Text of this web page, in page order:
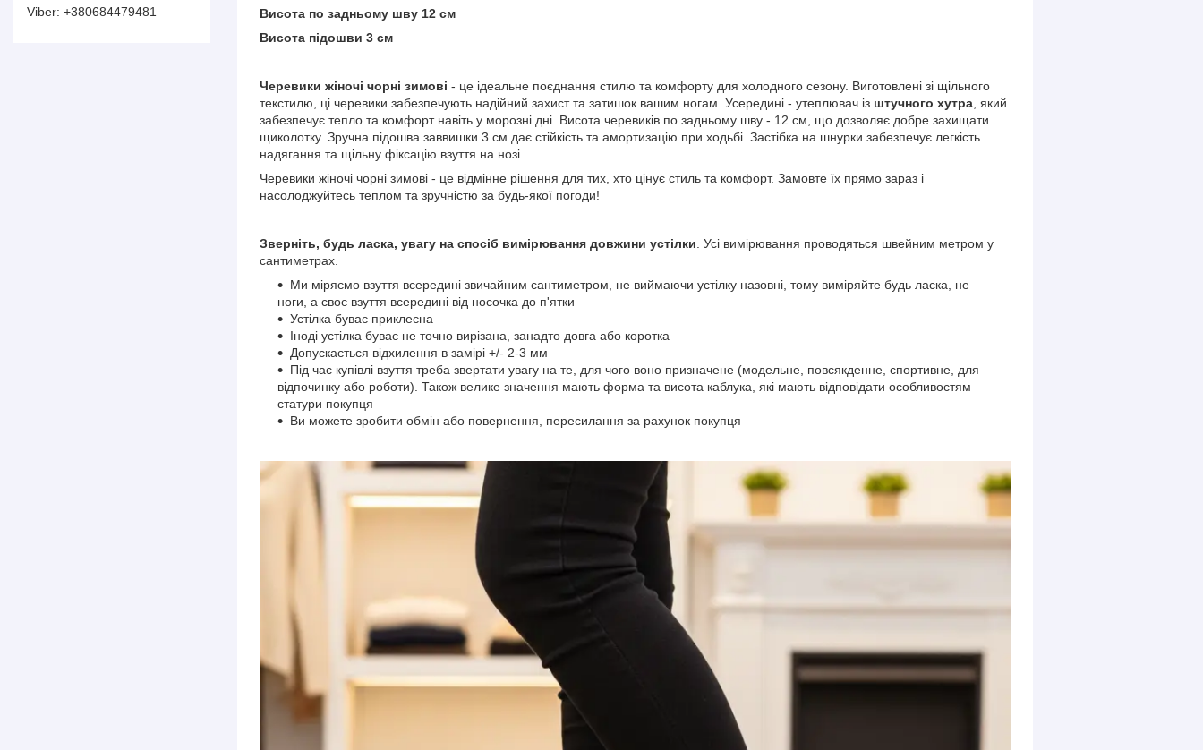
Висота по задньому шву 12 см
Висота підошви 3 см
Черевики жіночі чорні зимові - це ідеальне поєднання стилю та комфорту для холодного сезону. Виготовлені зі щільного
текстилю, ці черевики забезпечують надійний захист та затишок вашим ногам. Усередині - утеплювач із штучного хутра , який
забезпечує тепло та комфорт навіть у морозні дні. Висота черевиків по задньому шву - 12 см, що дозволяє добре захищати
щиколотку. Зручна підошва заввишки 3 см дає стійкість та амортизацію при ходьбі. Застібка на шнурки забезпечує легкість
надягання та щільну фіксацію взуття на нозі.
Черевики жіночі чорні зимові - це відмінне рішення для тих, хто цінує стиль та комфорт. Замовте їх прямо зараз і
насолоджуйтесь теплом та зручністю за будь-якої погоди!
Зверніть, будь ласка, увагу на спосіб вимірювання довжини устілки . Усі вимірювання проводяться швейним метром у
сантиметрах.
Ми міряємо взуття всередині звичайним сантиметром, не виймаючи устілку назовні, тому виміряйте будь ласка, не
ноги, а своє взуття всередині від носочка до п'ятки
Устілка буває приклеєна
Іноді устілка буває не точно вирізана, занадто довга або коротка
Допускається відхилення в замірі +/- 2-3 мм
Під час купівлі взуття треба звертати увагу на те, для чого воно призначене (модельне, повсякденне, спортивне, для
відпочинку або роботи). Також велике значення мають форма та висота каблука, які мають відповідати особливостям
статури покупця
Ви можете зробити обмін або повернення, пересилання за рахунок покупця
+380684479481